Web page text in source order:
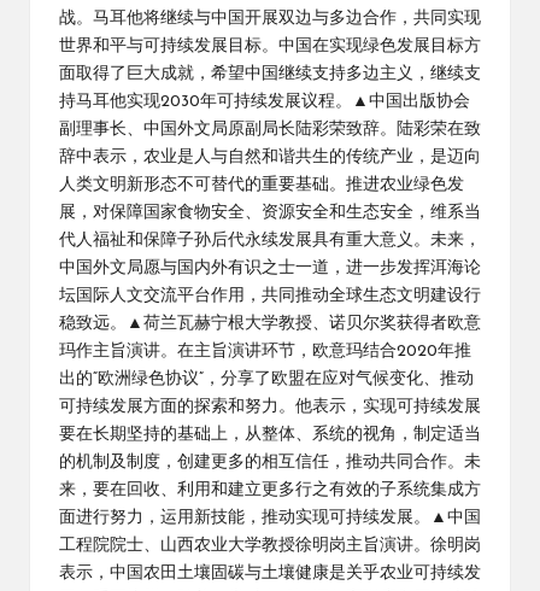
战。马耳他将继续与中国开展双边与多边合作，共同实现
世界和平与可持续发展目标。中国在实现绿色发展目标方
面取得了巨大成就，希望中国继续支持多边主义，继续支
持马耳他实现2030年可持续发展议程。▲中国出版协会
副理事长、中国外文局原副局长陆彩荣致辞。陆彩荣在致
辞中表示，农业是人与自然和谐共生的传统产业，是迈向
人类文明新形态不可替代的重要基础。推进农业绿色发
展，对保障国家食物安全、资源安全和生态安全，维系当
代人福祉和保障子孙后代永续发展具有重大意义。未来，
中国外文局愿与国内外有识之士一道，进一步发挥洱海论
坛国际人文交流平台作用，共同推动全球生态文明建设行
稳致远。▲荷兰瓦赫宁根大学教授、诺贝尔奖获得者欧意
玛作主旨演讲。在主旨演讲环节，欧意玛结合2020年推
出的“欧洲绿色协议”，分享了欧盟在应对气候变化、推动
可持续发展方面的探索和努力。他表示，实现可持续发展
要在长期坚持的基础上，从整体、系统的视角，制定适当
的机制及制度，创建更多的相互信任，推动共同合作。未
来，要在回收、利用和建立更多行之有效的子系统集成方
面进行努力，运用新技能，推动实现可持续发展。▲中国
工程院院士、山西农业大学教授徐明岗主旨演讲。徐明岗
表示，中国农田土壤固碳与土壤健康是关乎农业可持续发